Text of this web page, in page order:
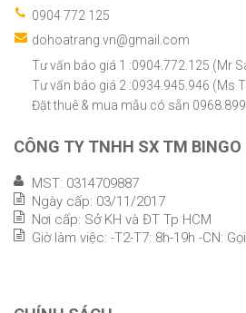
0904 772 125
dohoatrang.vn@gmail.com
Tư vấn báo giá 1 :0904.772.125 (Mr
Tư vấn báo giá 2 :0934.945.946 (Ms
Đặt thuê & mua mẫu có sẵn
CÔNG TY TNHH SX TM BINGO
MST: 0314709887
Ngày cấp: 03/11/2017
Nơi cấp: Sở KH và ĐT Tp HCM
Giờ làm việc: -T2-T7: 8h-19h -CN: